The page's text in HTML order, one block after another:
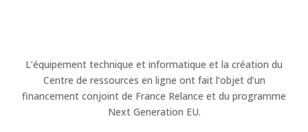
L’équipement technique et informatique et la création du
Centre de ressources en ligne ont fait l’objet d’un
financement conjoint de France Relance et du programme
Next Generation EU.